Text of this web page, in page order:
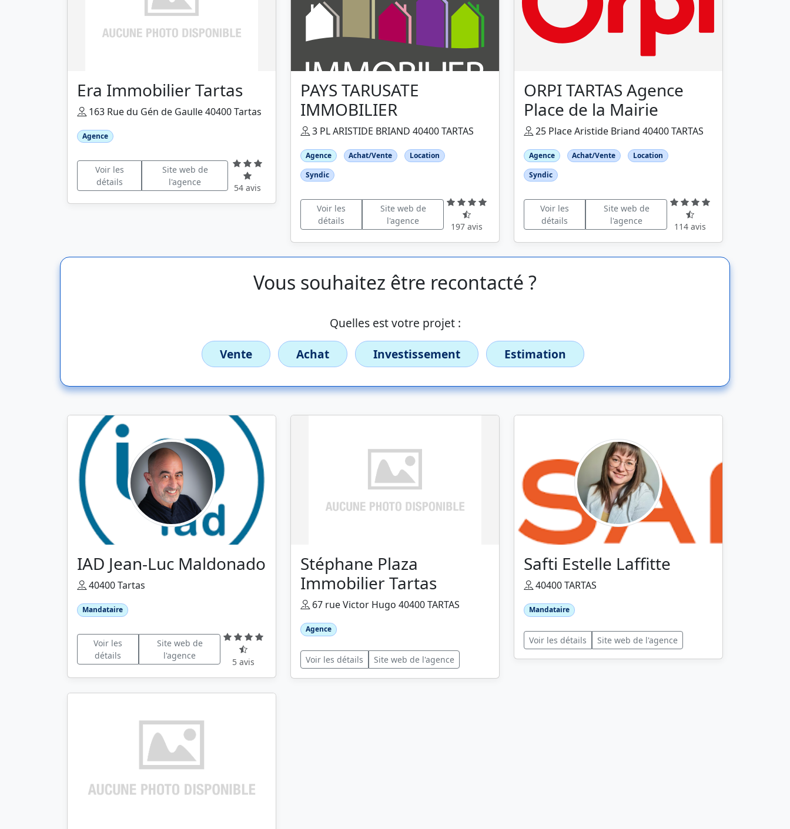
Era Immobilier Tartas
163 Rue du Gén de Gaulle 40400 Tartas
Agence
Voir les
détails
Site web de
l'agence
54 avis
PAYS TARUSATE
IMMOBILIER
3 PL ARISTIDE BRIAND 40400 TARTAS
Agence Achat/Vente
Location
Syndic
Voir les
détails
Site web de
l'agence
197 avis
ORPI TARTAS Agence
Place de la Mairie
25 Place Aristide Briand 40400 TARTAS
Agence Achat/Vente
Location
Syndic
Voir les
détails
Site web de
l'agence
114 avis
Vous souhaitez être recontacté ?
Quelles est votre projet :
Vente
Achat Investissement Estimation
IAD Jean-Luc Maldonado
40400 Tartas
Mandataire
Voir les
détails
Site web de
l'agence
5 avis
Stéphane Plaza
Immobilier Tartas
67 rue Victor Hugo 40400 TARTAS
Agence
Voir les détails Site web de l'agence
Safti Estelle Laffitte
40400 TARTAS
Mandataire
Voir les détails Site web de l'agence